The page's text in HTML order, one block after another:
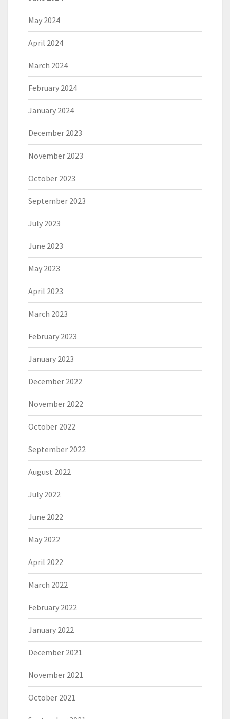
May 2024
April 2024
March 2024
February 2024
January 2024
December 2023
November 2023
October 2023
September 2023
July 2023
June 2023
May 2023
April 2023
March 2023
February 2023
January 2023
December 2022
November 2022
October 2022
September 2022
August 2022
July 2022
June 2022
May 2022
April 2022
March 2022
February 2022
January 2022
December 2021
November 2021
October 2021